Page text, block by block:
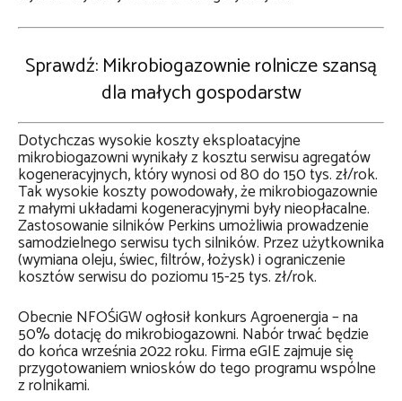
Sprawdź:Mikrobiogazownie rolnicze szansą
dla małych gospodarstw
Dotychczas wysokie koszty eksploatacyjne
mikrobiogazowni wynikały z kosztu serwisu agregatów
kogeneracyjnych, który wynosi od 80 do 150 tys. zł/rok.
Tak wysokie koszty powodowały, że mikrobiogazownie
z małymi układami kogeneracyjnymi były nieopłacalne.
Zastosowanie silników Perkins umożliwia prowadzenie
samodzielnego serwisu tych silników. Przez użytkownika
(wymiana oleju, świec, filtrów, łożysk) i ograniczenie
kosztów serwisu do poziomu 15-25 tys. zł/rok.
Obecnie NFOŚiGW ogłosił konkurs Agroenergia – na
50% dotację do mikrobiogazowni. Nabór trwać będzie
do końca września 2022 roku. Firma eGIE zajmuje się
przygotowaniem wniosków do tego programu wspólne
z rolnikami.